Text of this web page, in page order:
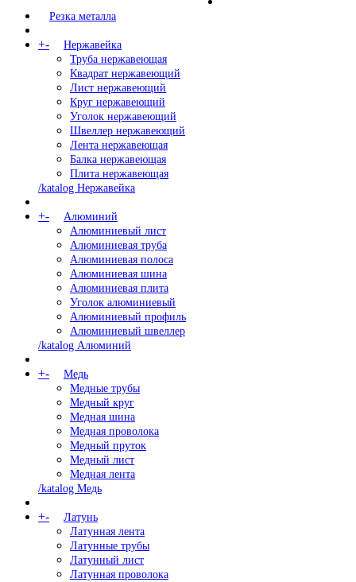
Резка металла
+-
Нержавейка
Труба нержавеющая
Квадрат нержавеющий
Лист нержавеющий
Круг нержавеющий
Уголок нержавеющий
Швеллер нержавеющий
Лента нержавеющая
Балка нержавеющая
Плита нержавеющая
/katalog Нержавейка
+-
Алюминий
Алюминиевый лист
Алюминиевая труба
Алюминиевая полоса
Алюминиевая шина
Алюминиевая плита
Уголок алюминиевый
Алюминиевый профиль
Алюминиевый швеллер
/katalog Алюминий
+-
Медь
Медные трубы
Медный круг
Медная шина
Медная проволока
Медный пруток
Медный лист
Медная лента
/katalog Медь
+-
Латунь
Латунная лента
Латунные трубы
Латунный лист
Латунная проволока